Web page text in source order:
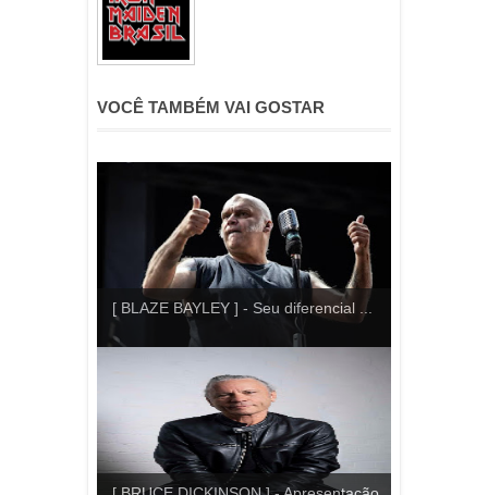
VOCÊ TAMBÉM VAI GOSTAR
[ BLAZE BAYLEY ] - Seu diferencial ...